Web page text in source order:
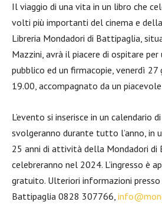
Il viaggio di una vita in un libro che
volti più importanti del cinema e
Libreria Mondadori di Battipaglia,
Mazzini, avrà il piacere di ospitare
pubblico ed un firmacopie, venerdì
19.00, accompagnato da un
L’evento si inserisce in un calendario
svolgeranno durante tutto l’anno, in
25 anni di attività della Mondadori di
celebreranno nel 2024. L’ingresso è
gratuito. Ulteriori informazioni
Battipaglia 0828 307766,